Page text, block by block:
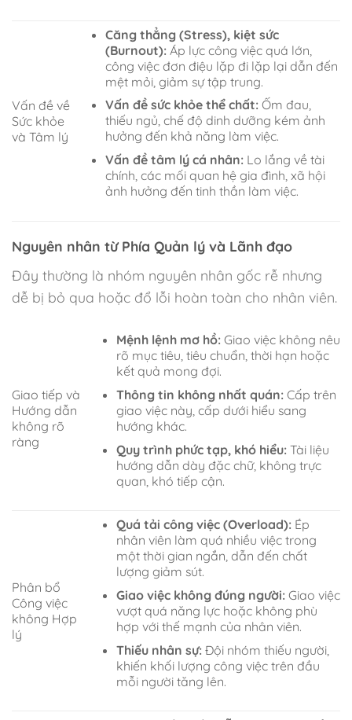
Vấn đề về
Sức khỏe
và Tâm lý
Căng thẳng (Stress), kiệt sức
(Burnout):Áp lực công việc quá lớn,
công việc đơn điệu lặp đi lặp lại dẫn đến
mệt mỏi, giảm sự tập trung.
Vấn đề sức khỏe thể chất: Ốm đau,
thiếu ngủ, chế độ dinh dưỡng kém ảnh
hưởng đến khả năng làm việc.
Vấn đề tâm lý cá nhân:Lo lắng về tài
chính, các mối quan hệ gia đình, xã hội
ảnh hưởng đến tinh thần làm việc.
Nguyên nhân từ Phía Quản lý và Lãnh đạo
Đây thường là nhóm nguyên nhân gốc rễ nhưng
dễ bị bỏ qua hoặc đổ lỗi hoàn toàn cho nhân viên.
Giao tiếp và
Hướng dẫn
không rõ
ràng
Mệnh lệnh mơ hồ:Giao việc không nêu
rõ mục tiêu, tiêu chuẩn, thời hạn hoặc
kết quả mong đợi.
Thông tin không nhất quán:Cấp trên
giao việc này, cấp dưới hiểu sang
hướng khác.
Quy trình phức tạp, khó hiểu: Tài liệu
hướng dẫn dày đặc chữ, không trực
quan, khó tiếp cận.
Phân bổ
Công việc
không Hợp
lý
Quá tải công việc (Overload):Ép
nhân viên làm quá nhiều việc trong
một thời gian ngắn, dẫn đến chất
lượng giảm sút.
Giao việc không đúng người: Giao việc
vượt quá năng lực hoặc không phù
hợp với thế mạnh của nhân viên.
Thiếu nhân sự: Đội nhóm thiếu người,
khiến khối lượng công việc trên đầu
mỗi người tăng lên.